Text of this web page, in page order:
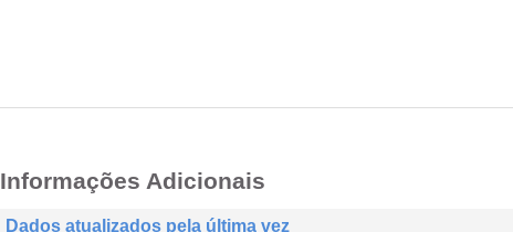
Informações Adicionais
Dados atualizados pela última vez